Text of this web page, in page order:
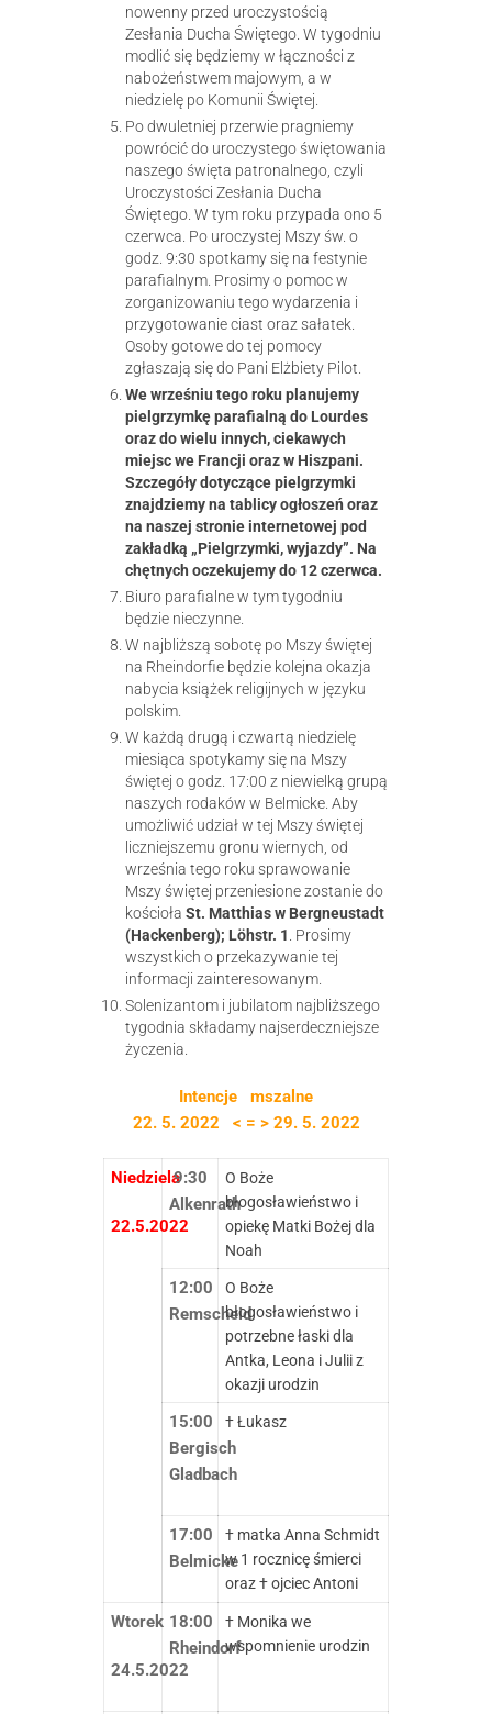
nowenny przed uroczystością
Zesłania Ducha Świętego. W tygodniu
modlić się będziemy w łączności z
nabożeństwem majowym, a w
niedzielę po Komunii Świętej.
Po dwuletniej przerwie pragniemy
powrócić do uroczystego świętowania
naszego święta patronalnego, czyli
Uroczystości Zesłania Ducha
Świętego. W tym roku przypada ono 5
czerwca. Po uroczystej Mszy św. o
godz. 9:30 spotkamy się na festynie
parafialnym. Prosimy o pomoc w
zorganizowaniu tego wydarzenia i
przygotowanie ciast oraz sałatek.
Osoby gotowe do tej pomocy
zgłaszają się do Pani Elżbiety Pilot.
We wrześniu tego roku planujemy
pielgrzymkę parafialną do Lourdes
oraz do wielu innych, ciekawych
miejsc we Francji oraz w Hiszpani.
Szczegóły dotyczące pielgrzymki
znajdziemy na tablicy ogłoszeń oraz
na naszej stronie internetowej pod
zakładką „Pielgrzymki, wyjazdy”. Na
chętnych oczekujemy do 12 czerwca.
Biuro parafialne w tym tygodniu
będzie nieczynne.
W najbliższą sobotę po Mszy świętej
na Rheindorfie będzie kolejna okazja
nabycia książek religijnych w języku
polskim.
W każdą drugą i czwartą niedzielę
miesiąca spotykamy się na Mszy
świętej o godz. 17:00 z niewielką grupą
naszych rodaków w Belmicke. Aby
umożliwić udział w tej Mszy świętej
liczniejszemu gronu wiernych, od
września tego roku sprawowanie
Mszy świętej przeniesione zostanie do
kościoła St. Matthias w Bergneustadt
(Hackenberg); Löhstr. 1 . Prosimy
wszystkich o przekazywanie tej
informacji zainteresowanym.
Solenizantom i jubilatom najbliższego
tygodnia składamy najserdeczniejsze
życzenia.
Intencje mszalne
22. 5. 2022 < = > 29. 5. 2022
Niedziela
22.5.2022
9:30
Alkenrath
O Boże
błogosławieństwo i
opiekę Matki Bożej dla
Noah
12:00
Remscheid
O Boże
błogosławieństwo i
potrzebne łaski dla
Antka, Leona i Julii z
okazji urodzin
15:00
Bergisch
Gladbach
† Łukasz
17:00
Belmicke
† matka Anna Schmidt
w 1 rocznicę śmierci
oraz † ojciec Antoni
Wtorek
24.5.2022
18:00
Rheindorf
† Monika we
wspomnienie urodzin